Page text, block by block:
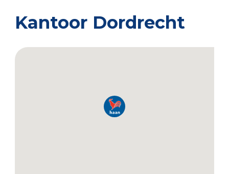
Kantoor Dordrecht